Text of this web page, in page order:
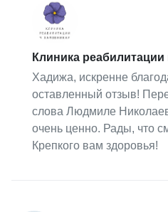
Клиника
Хадижа, искренне
оставленный отзыв!
слова Людмиле
очень ценно. Рады, что
Крепкого вам здоровья!